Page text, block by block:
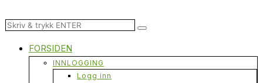
FORSIDEN
INNLOGGING
Logg inn